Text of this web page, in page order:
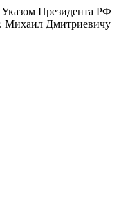
Президента РФ
Михаил Дмитриевичу